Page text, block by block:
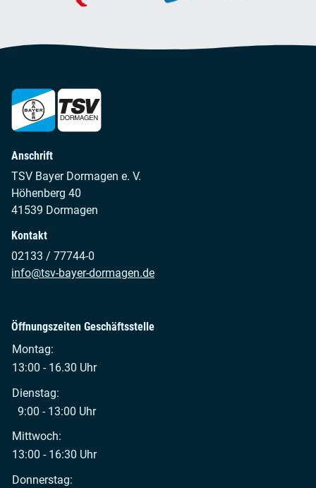
Anschrift
TSV Bayer Dormagen e. V.
Höhenberg 40
41539 Dormagen
Kontakt
02133 / 77744-0
info@tsv-bayer-dormagen.de
Öffnungszeiten Geschäftsstelle
Montag:
13:00 - 16.30 Uhr
Dienstag:
9:00 - 13:00 Uhr
Mittwoch:
13:00 - 16:30 Uhr
Donnerstag: